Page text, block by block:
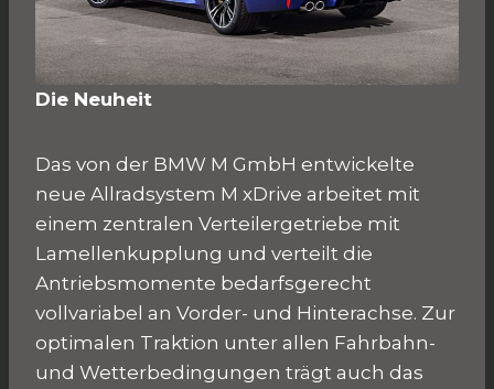
Die Neuheit
Das von der BMW M GmbH entwickelte
neue Allradsystem M xDrive arbeitet mit
einem zentralen Verteilergetriebe mit
Lamellenkupplung und verteilt die
Antriebsmomente bedarfsgerecht
vollvariabel an Vorder- und Hinterachse. Zur
optimalen Traktion unter allen Fahrbahn-
und Wetterbedingungen trägt auch das